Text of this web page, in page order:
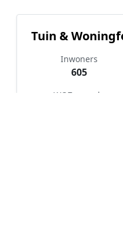
Tuin &
Inwoners
605
WOZ-waarde